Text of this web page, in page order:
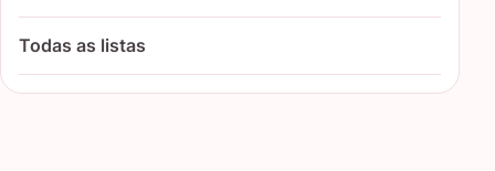
Todas as listas